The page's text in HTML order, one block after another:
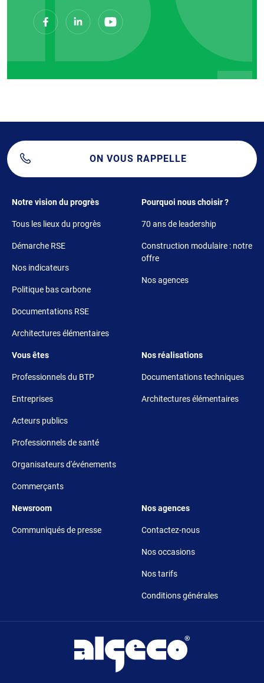
ON VOUS RAPPELLE
Footer 1
Notre vision du progrès
Tous les lieux du progrès
Démarche RSE
Nos indicateurs
Politique bas carbone
Documentations RSE
Architectures élémentaires
Footer 2
Pourquoi nous choisir ?
70 ans de leadership
Construction modulaire : notre
offre
Nos agences
Footer 3
Vous êtes
Professionnels du BTP
Entreprises
Acteurs publics
Professionnels de santé
Organisateurs d'événements
Commerçants
Footer 4
Nos réalisations
Documentations techniques
Architectures élémentaires
Footer 5
Newsroom
Communiqués de presse
Footer 6
Nos agences
Contactez-nous
Nos occasions
Nos tarifs
Conditions générales